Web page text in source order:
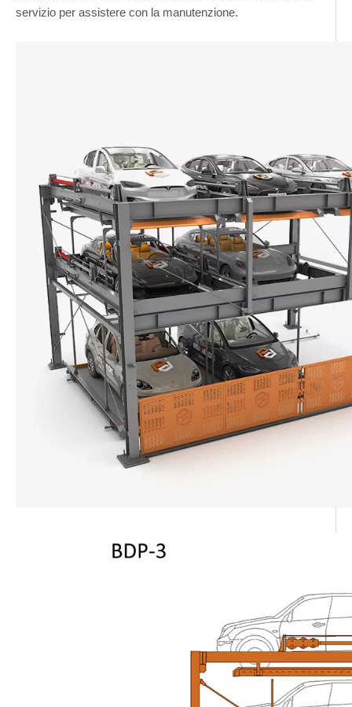
servizio per assistere con la manutenzione.